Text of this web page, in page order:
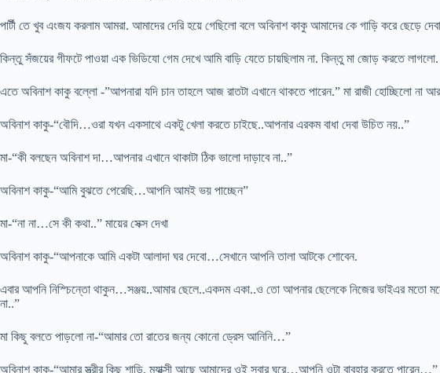
পার্টী তে খুব এংজয করলাম আমরা. আমাদের দেরি হয়ে গেছিলো বলে অবিনাশ কাকু আমাদের কে গাড়ি করে ছেড়ে
কিন্তু সঁজয়ের গীফটে পাওয়া এক ভিডিযো গেম দেখে আমি বাড়ি যেতে চায়ছিলাম না. কিন্তু মা জোড় করতে লাগলো.
এতে অবিনাশ কাকু বল্লো -”আপনারা যদি চান তাহলে আজ রাতটা এখানে থাকতে পারেন.” মা রাজী হোচ্ছিলো না
অবিনাশ কাকু-“বৌদি…ওরা যখন একসাথে একটু খেলা করতে চাইছে..আপনার এরকম বাধা দেবা উচিত নয়..”
মা-“কী বলছেন অবিনাশ দা…আপনার এখানে থাকাটা ঠিক ভালো দাড়াবে না..”
অবিনাশ কাকু-“আমি বুঝতে পেরেছি…আপনি আমই ভয় পাচ্ছেন”
মা-“না না…সে কী কথা..” মায়ের সেক্স দেখা
অবিনাশ কাকু-“আপনাকে আমি একটা আলাদা ঘর দেবো…সেখানে আপনি তালা আটকে শোবেন.
এবার আপনি নিস্চিন্তো থাকুন…সঞ্জয়..আমার ছেলে..একদম একা..ও তো আপনার ছেলেকে নিজের ভাইএর
না..”
মা কিছু বলতে পাড়লো না-“আমার তো রাতের জন্য কোনো ড্রেস আনিনি…”
অবিনাশ কাকু-“আমার স্ত্রীর কিছু শাড়ি, ম্যাক্সী আছে আমাদের ওই সবার ঘরে…আপনি ওটা বাবহার করতে পারেন…”